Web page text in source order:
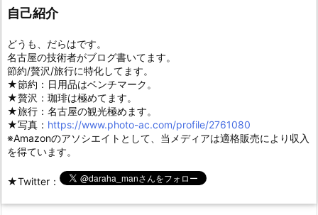
自己紹介
どうも、だらはです。
名古屋の技術者がブログ書いてます。
節約/贅沢/旅行に特化してます。
★節約：日用品はベンチマーク。
★贅沢：珈琲は極めてます。
★旅行：名古屋の観光極めます。
★写真： https://www.photo-ac.com/profile/2761080
※Amazonのアソシエイトとして、当メディアは適格販売により収入
を得ています。
★Twitter：